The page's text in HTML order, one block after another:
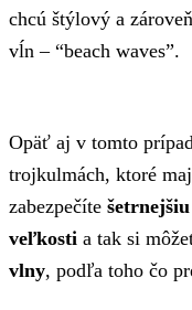
chcú štýlový a
vĺn – “beach waves”.
Opäť aj v tomto
trojkulmách, ktoré
zabezpečíte
veľkosti a tak si
vlny, podľa toho čo